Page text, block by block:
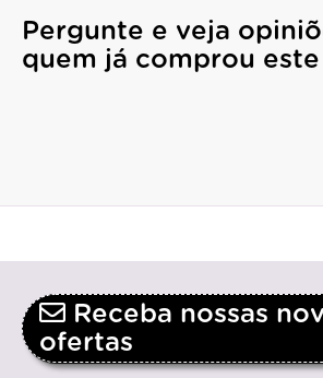
Pergunte e veja
quem já comprou
Receba nossas
ofertas